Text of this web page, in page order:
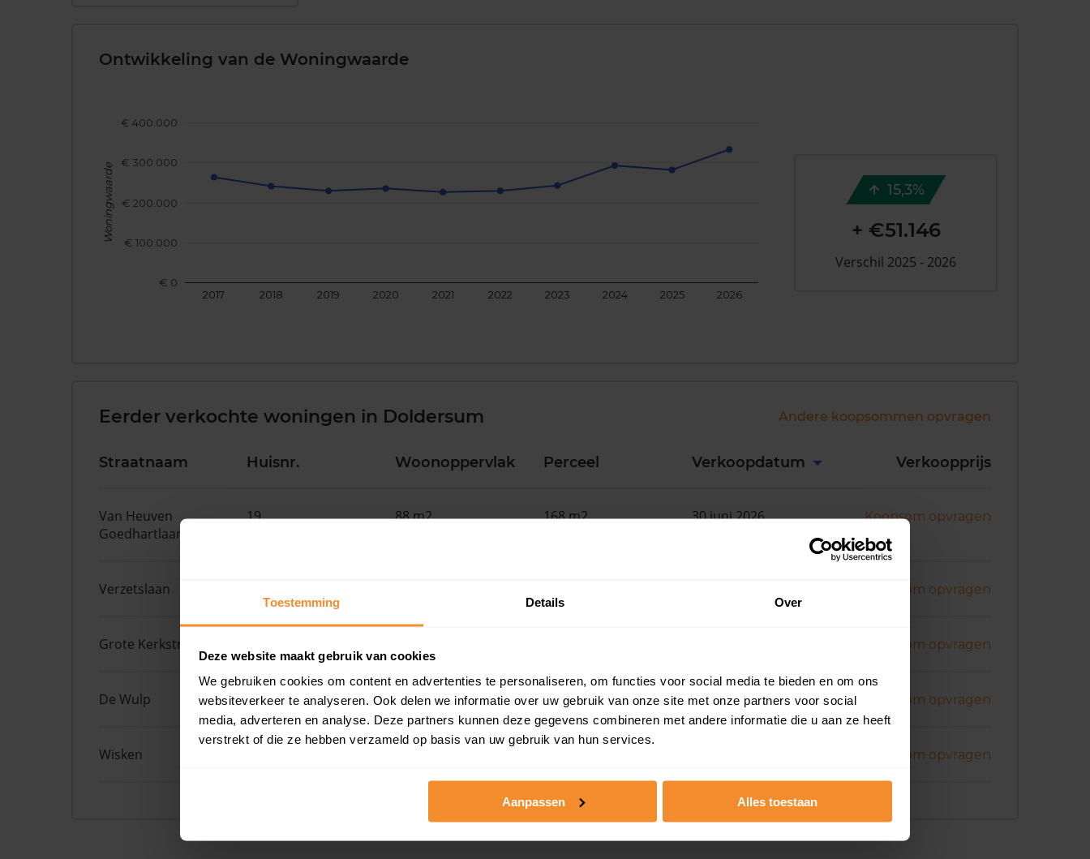
Toestemming Details Over
Deze website maakt gebruik van cookies
We gebruiken cookies om content en advertenties te personaliseren, om functies voor social media te bieden en om ons
websiteverkeer te analyseren. Ook delen we informatie over uw gebruik van onze site met onze partners voor social
media, adverteren en analyse. Deze partners kunnen deze gegevens combineren met andere informatie die u aan ze heeft
verstrekt of die ze hebben verzameld op basis van uw gebruik van hun services.
Aanpassen Alles toestaan
Ontwikkeling van de Woningwaarde
2017 2018 2019 2020 2021 2022 2023 2024 2025 2026
€ 0
€ 100.000
€ 200.000
€ 300.000
€ 400.000
Woningwaarde 15,3%
+ €51.146
Verschil 2025 - 2026
Eerder verkochte woningen in Doldersum Andere koopsommen opvragen
Straatnaam Huisnr. Woonoppervlak Perceel Verkoopdatum Verkoopprijs
Van Heuven
Goedhartlaan
19 88 m2 168 m2 30 juni 2026 Koopsom opvragen
Verzetslaan Koopsom opvragen
Grote Kerkstraat Koopsom opvragen
De Wulp 50 164 m2 208 m2 30 juni 2026 Koopsom opvragen
Wisken Koopsom opvragen